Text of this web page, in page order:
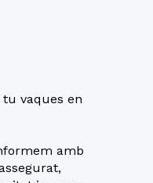
tu vaques en
amb